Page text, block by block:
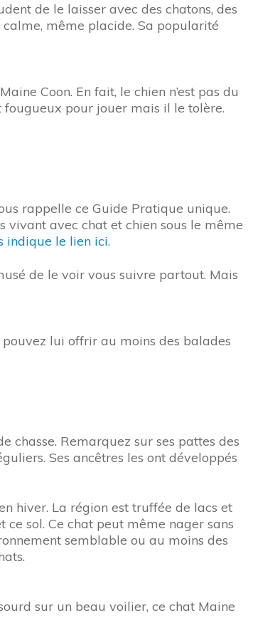
de le laisser avec des chatons, des
calme, même placide. Sa popularité
Coon. En fait, le chien n’est pas du
pour jouer mais il le tolère.
rappelle ce Guide Pratique unique.
vivant avec chat et chien sous le même
indique le lien ici.
de le voir vous suivre partout. Mais
pouvez lui offrir au moins des balades
chasse. Remarquez sur ses pattes des
Ses ancêtres les ont développés
hiver. La région est truffée de lacs et
sol. Ce chat peut même nager sans
semblable ou au moins des
sur un beau voilier, ce chat Maine